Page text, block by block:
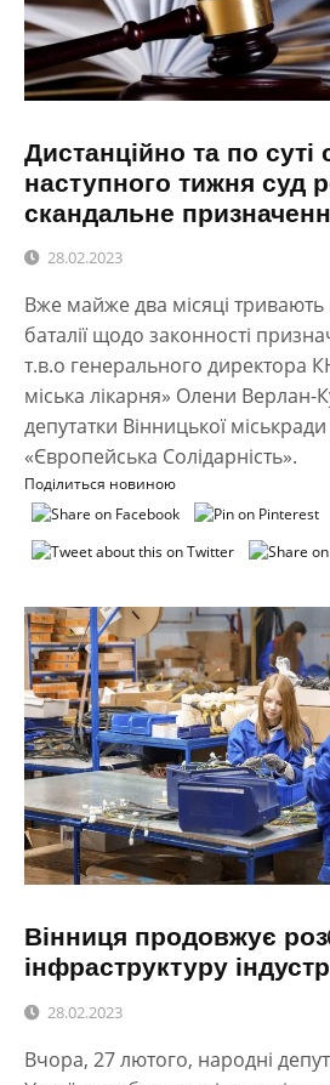
Дистанційно та по суті
наступного тижня суд
скандальне
28.02.2023
Вже майже два місяці тривають
баталії щодо законності
т.в.о генерального директора
міська лікарня» Олени Верлан-
депутатки Вінницької міськради
«Європейська Солідарність».
Поділиться новиною
Вінниця продовжує
інфраструктуру
28.02.2023
Вчора, 27 лютого, народні